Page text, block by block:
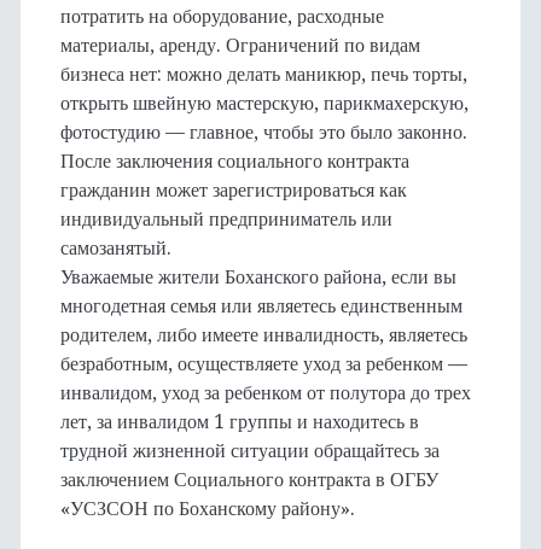
потратить на оборудование, расходные
материалы, аренду. Ограничений по видам
бизнеса нет: можно делать маникюр, печь торты,
открыть швейную мастерскую, парикмахерскую,
фотостудию — главное, чтобы это было законно.
После заключения социального контракта
гражданин может зарегистрироваться как
индивидуальный предприниматель или
самозанятый.
Уважаемые жители Боханского района, если вы
многодетная семья или являетесь единственным
родителем, либо имеете инвалидность, являетесь
безработным, осуществляете уход за ребенком —
инвалидом, уход за ребенком от полутора до трех
лет, за инвалидом 1 группы и находитесь в
трудной жизненной ситуации обращайтесь за
заключением Социального контракта в ОГБУ
«УСЗСОН по Боханскому району».